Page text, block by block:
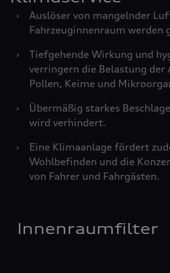
›
Auslöser von mangelnder
Fahrzeuginnenraum werden
›
Tiefgehende Wirkung und
verringern die Belastung der
Pollen, Keime und
›
Übermäßig starkes
wird verhindert.
›
Eine Klimaanlage fördert
Wohlbefinden und die
von Fahrer und Fahrgästen.
Innenraumfilter